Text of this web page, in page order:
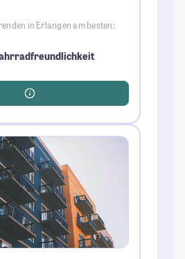
in Erlangen am besten: